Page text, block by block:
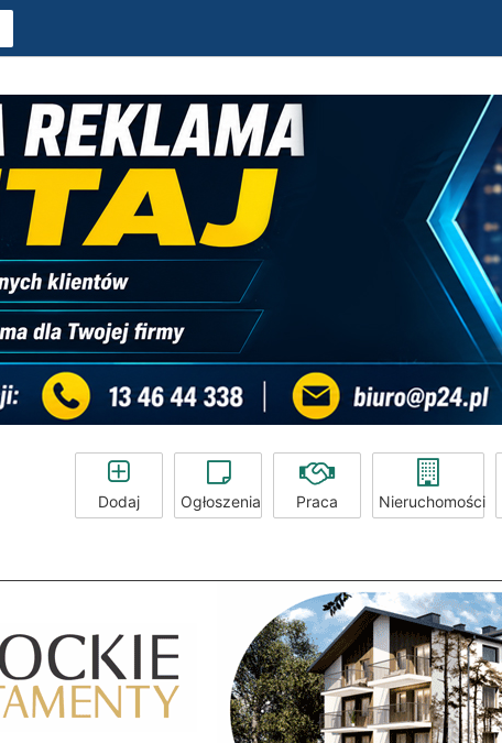
Dodaj Ogłoszenia Praca Nieruchomości